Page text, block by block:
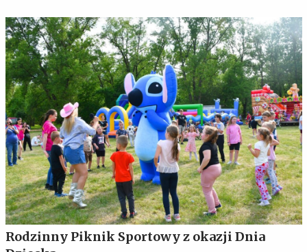
Rodzinny Piknik Sportowy z okazji Dnia